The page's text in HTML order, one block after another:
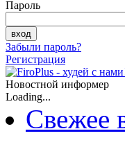
Пароль
Забыли пароль?
Регистрация
Новостной информер
Loading...
Свежее